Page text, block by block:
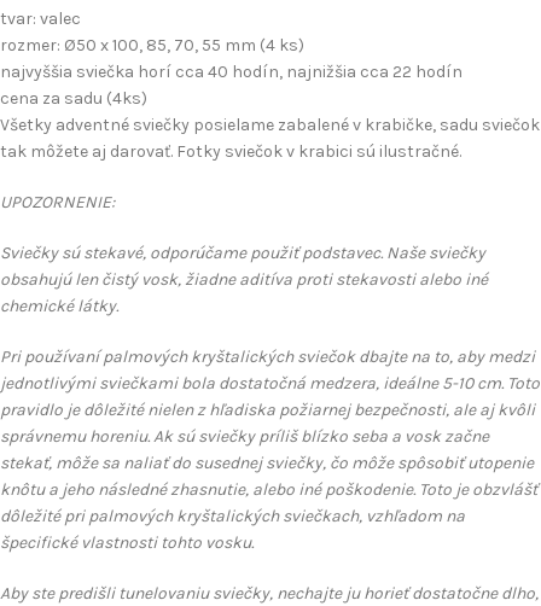
tvar: valec
rozmer: Ø50 x 100, 85, 70, 55 mm (4 ks)
najvyššia sviečka horí cca 40 hodín, najnižšia cca 22 hodín
cena za sadu (4ks)
Všetky adventné sviečky posielame zabalené v krabičke, sadu sviečok
tak môžete aj darovať. Fotky sviečok v krabici sú ilustračné.
UPOZORNENIE:
Sviečky sú stekavé, odporúčame použiť podstavec. Naše sviečky
obsahujú len čistý vosk, žiadne aditíva proti stekavosti alebo iné
chemické látky.
Pri používaní palmových kryštalických sviečok dbajte na to, aby medzi
jednotlivými sviečkami bola dostatočná medzera, ideálne 5-10 cm. Toto
pravidlo je dôležité nielen z hľadiska požiarnej bezpečnosti, ale aj kvôli
správnemu horeniu. Ak sú sviečky príliš blízko seba a vosk začne
stekať, môže sa naliať do susednej sviečky, čo môže spôsobiť utopenie
knôtu a jeho následné zhasnutie, alebo iné poškodenie. Toto je obzvlášť
dôležité pri palmových kryštalických sviečkach, vzhľadom na
špecifické vlastnosti tohto vosku.
Aby ste predišli tunelovaniu sviečky, nechajte ju horieť dostatočne dlho,